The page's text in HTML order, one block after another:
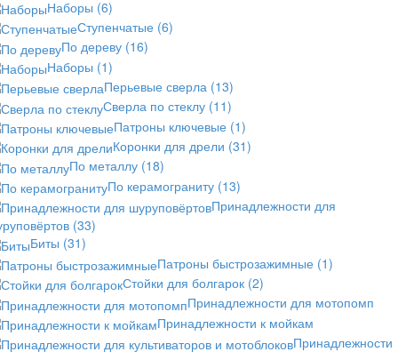
Наборы (6)
Ступенчатые (6)
По дереву (16)
Наборы (1)
Перьевые сверла (13)
Сверла по стеклу (11)
Патроны ключевые (1)
Коронки для дрели (31)
По металлу (18)
По керамограниту (13)
Принадлежности для
(33)
Биты (31)
Патроны быстрозажимные (1)
Стойки для болгарок (2)
Принадлежности для мотопомп
Принадлежности к мойкам
Принадлежности